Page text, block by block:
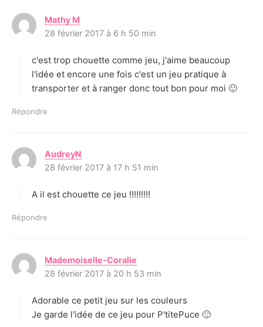
Mathy M
i
:
28 février 2017 à 6 h 50 min
c'est trop chouette comme jeu, j'aime beaucoup
l'idée et encore une fois c'est un jeu pratique à
transporter et à ranger donc tout bon pour moi 🙂
Répondre
AudreyN
i
:
28 février 2017 à 17 h 51 min
A il est chouette ce jeu !!!!!!!!!
Répondre
Mademoiselle-Coralie
i
:
28 février 2017 à 20 h 53 min
Adorable ce petit jeu sur les couleurs
Je garde l'idée de ce jeu pour P'titePuce 🙂